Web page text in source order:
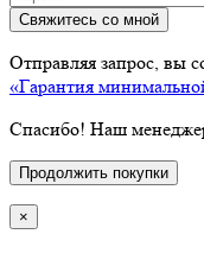
Свяжитесь со мной
Отправляя запрос, вы
«Гарантия
Спасибо! Наш
Продолжить покупки
×